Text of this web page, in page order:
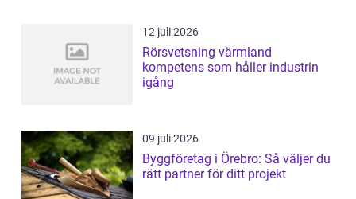
12 juli 2026
Rörsvetsning värmland
kompetens som håller industrin
igång
09 juli 2026
Byggföretag i Örebro: Så väljer du
rätt partner för ditt projekt